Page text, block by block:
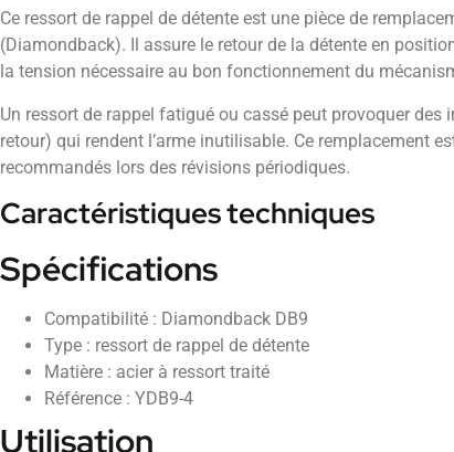
Ce ressort de rappel de détente est une pièce de
(Diamondback). Il assure le retour de la détente en
la tension nécessaire au bon fonctionnement du
Un ressort de rappel fatigué ou cassé peut provoquer des
retour) qui rendent l’arme inutilisable. Ce remplacement
recommandés lors des révisions périodiques.
Caractéristiques techniques
Spécifications
Compatibilité : Diamondback DB9
Type : ressort de rappel de détente
Matière : acier à ressort traité
Référence : YDB9-4
Utilisation